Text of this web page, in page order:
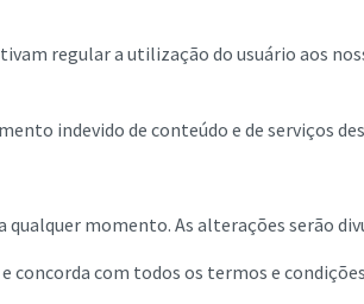
regular a utilização do usuário aos
indevido de conteúdo e de serviços
qualquer momento. As alterações serão
concorda com todos os termos e